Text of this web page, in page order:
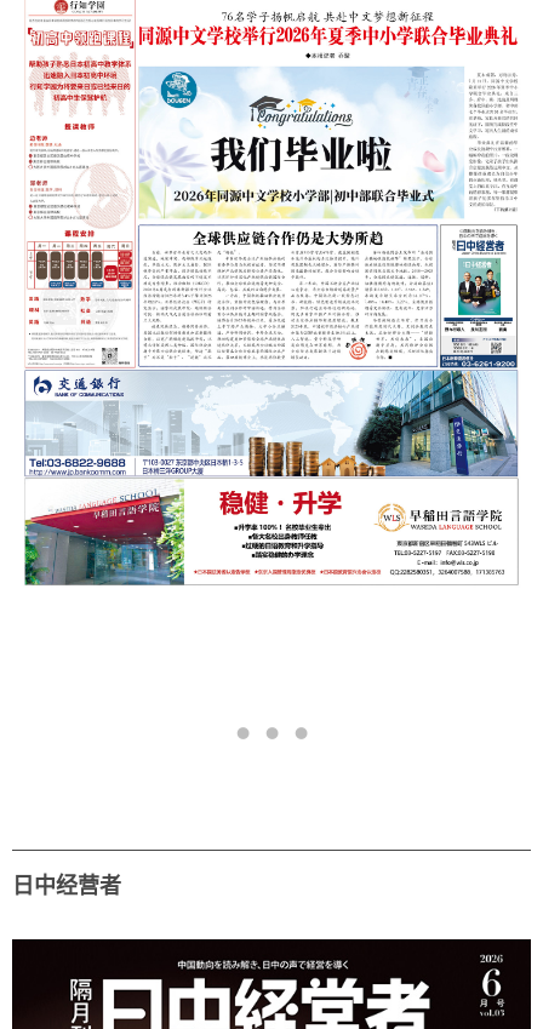
日中经营者